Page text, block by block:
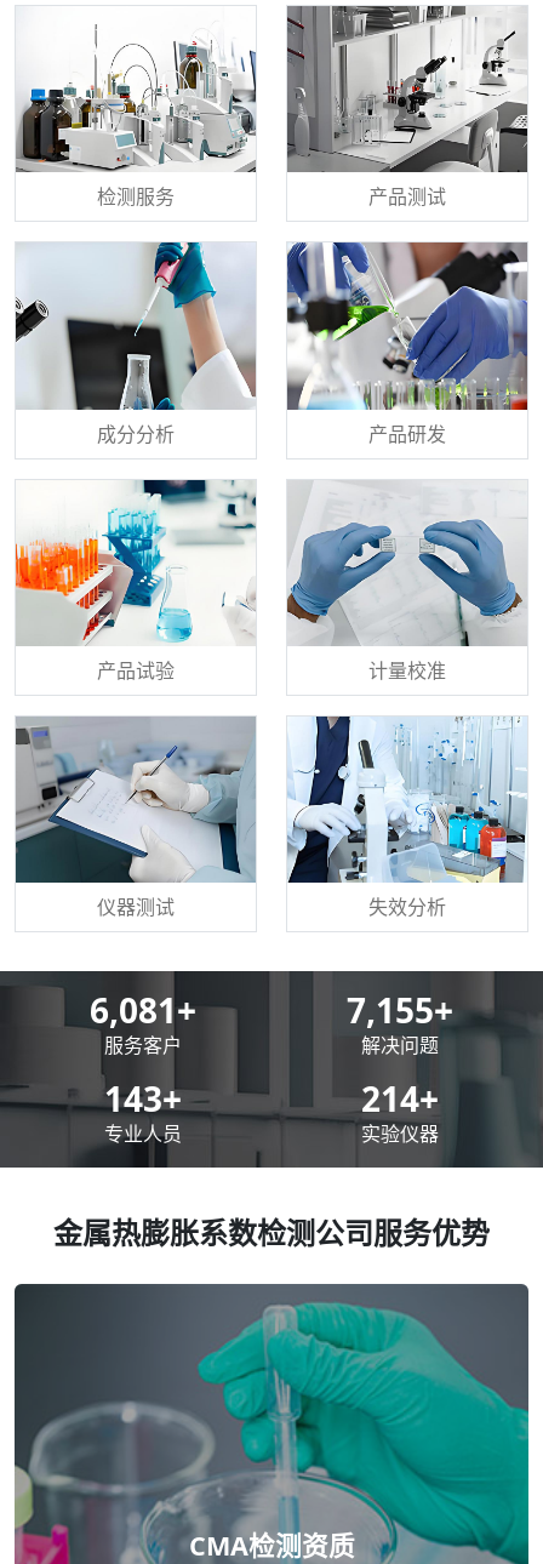
检测服务 产品测试
成分分析 产品研发
产品试验 计量校准
仪器测试 失效分析
8,500+
服务客户
10,000+
解决问题
200+
专业人员
300+
实验仪器
金属热膨胀系数检测公司服务优势
CMA检测资质